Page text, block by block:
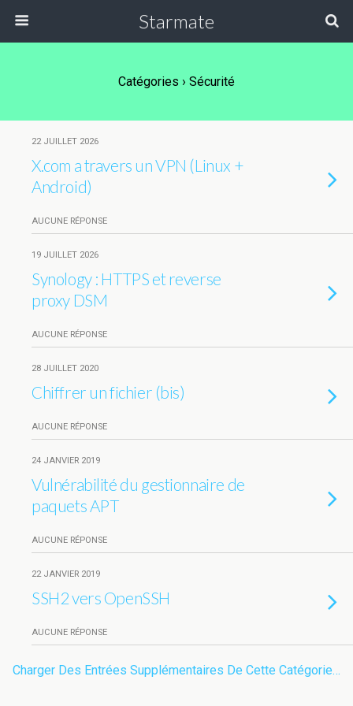
Starmate
Catégories › Sécurité
22 JUILLET 2026
X.com a travers un VPN (Linux +
Android)
AUCUNE RÉPONSE
19 JUILLET 2026
Synology : HTTPS et reverse
proxy DSM
AUCUNE RÉPONSE
28 JUILLET 2020
Chiffrer un fichier (bis)
AUCUNE RÉPONSE
24 JANVIER 2019
Vulnérabilité du gestionnaire de
paquets APT
AUCUNE RÉPONSE
22 JANVIER 2019
SSH2 vers OpenSSH
AUCUNE RÉPONSE
Charger Des Entrées Supplémentaires De Cette Catégorie…